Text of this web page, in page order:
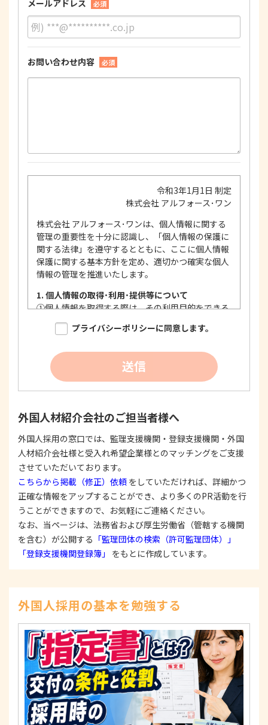
メールアドレス 必須
お問い合わせ内容 必須
令和3年1月1日 制定
株式会社 アルフォース･ワン
株式会社 アルフォース･ワンは、個人情報に関する
管理の重要性を十分に認識し、「個人情報の保護に
関する法律」を遵守するとともに、ここに個人情報
保護に関する基本方針を定め、適切かつ確実な個人
情報の管理を推進いたします。
1. 個人情報の取得･利用･提供等について
①個人情報を取得する際は、その利用目的をできる
限り明確に特定し、その目的達成に必要な限度に
おいて適法かつ公正な手段を用い、同意を得て取
個人情報を利用する際は、本人に明示、通知、ま
たは公表した利用目的の範囲内に限定し、それに
反する目的外利用を行なわないための措置を講じ
する際は、本人が同意を与えた利用目的の範囲内
で、適法にこれを行います。
2. 安全対策の実施について
個人情報の正確性およびその利用の安全性を確保す
るため、情報セキュリティ対策を始めとする安全措
置を構築し、個人情報への不正アクセス、個人情報
の漏洩、滅失または毀損等の的確な防止とセキュリ
ティの是正に努めます。
3. 苦情および相談等に対する適正な対応について
本人からの苦情および相談があった場合には、適切
示、訂正、削除、または利用もしくは提供の停止等
を求められたときは、適法かつ遅滞なく応じます。
4. 法令・指針・規範の遵守について
適正な個人情報保護の実現のため、個人情報の取扱
いに関する法令、国が定める指針およびその他の規
範を遵守します。
個人情報に関するお問い合わせ窓口
〒125-0061東京都葛飾区亀有3-21-11 藍ビル202
TEL：0120-550-580
株式会社 アルフォース･ワン 個人情報保護担当
プライバシーポリシーに同意します。
送信
外国人材紹介会社のご担当者様へ
外国人採用の窓口では、監理支援機関・登録支援機関・外国
人材紹介会社様と受入れ希望企業様とのマッチングをご支援
させていただいております。
こちらから掲載（修正）依頼 をしていただければ、詳細かつ
正確な情報をアップすることができ、より多くのPR活動を行
うことができますので、お気軽にご連絡ください。
なお、当ページは、法務省および厚生労働省（管轄する機関
を含む）が公開する 「監理団体の検索（許可監理団体）」
「登録支援機関登録簿」
をもとに作成しています。
外国人採用の基本を勉強する